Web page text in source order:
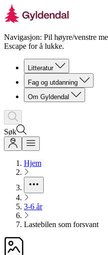
Navigasjon: Pil høyre/venstre
Escape for å lukke.
Litteratur
Fag og utdanning
Om Gyldendal
Søk
Hjem
3-6 år
Lastebilen som forsvant